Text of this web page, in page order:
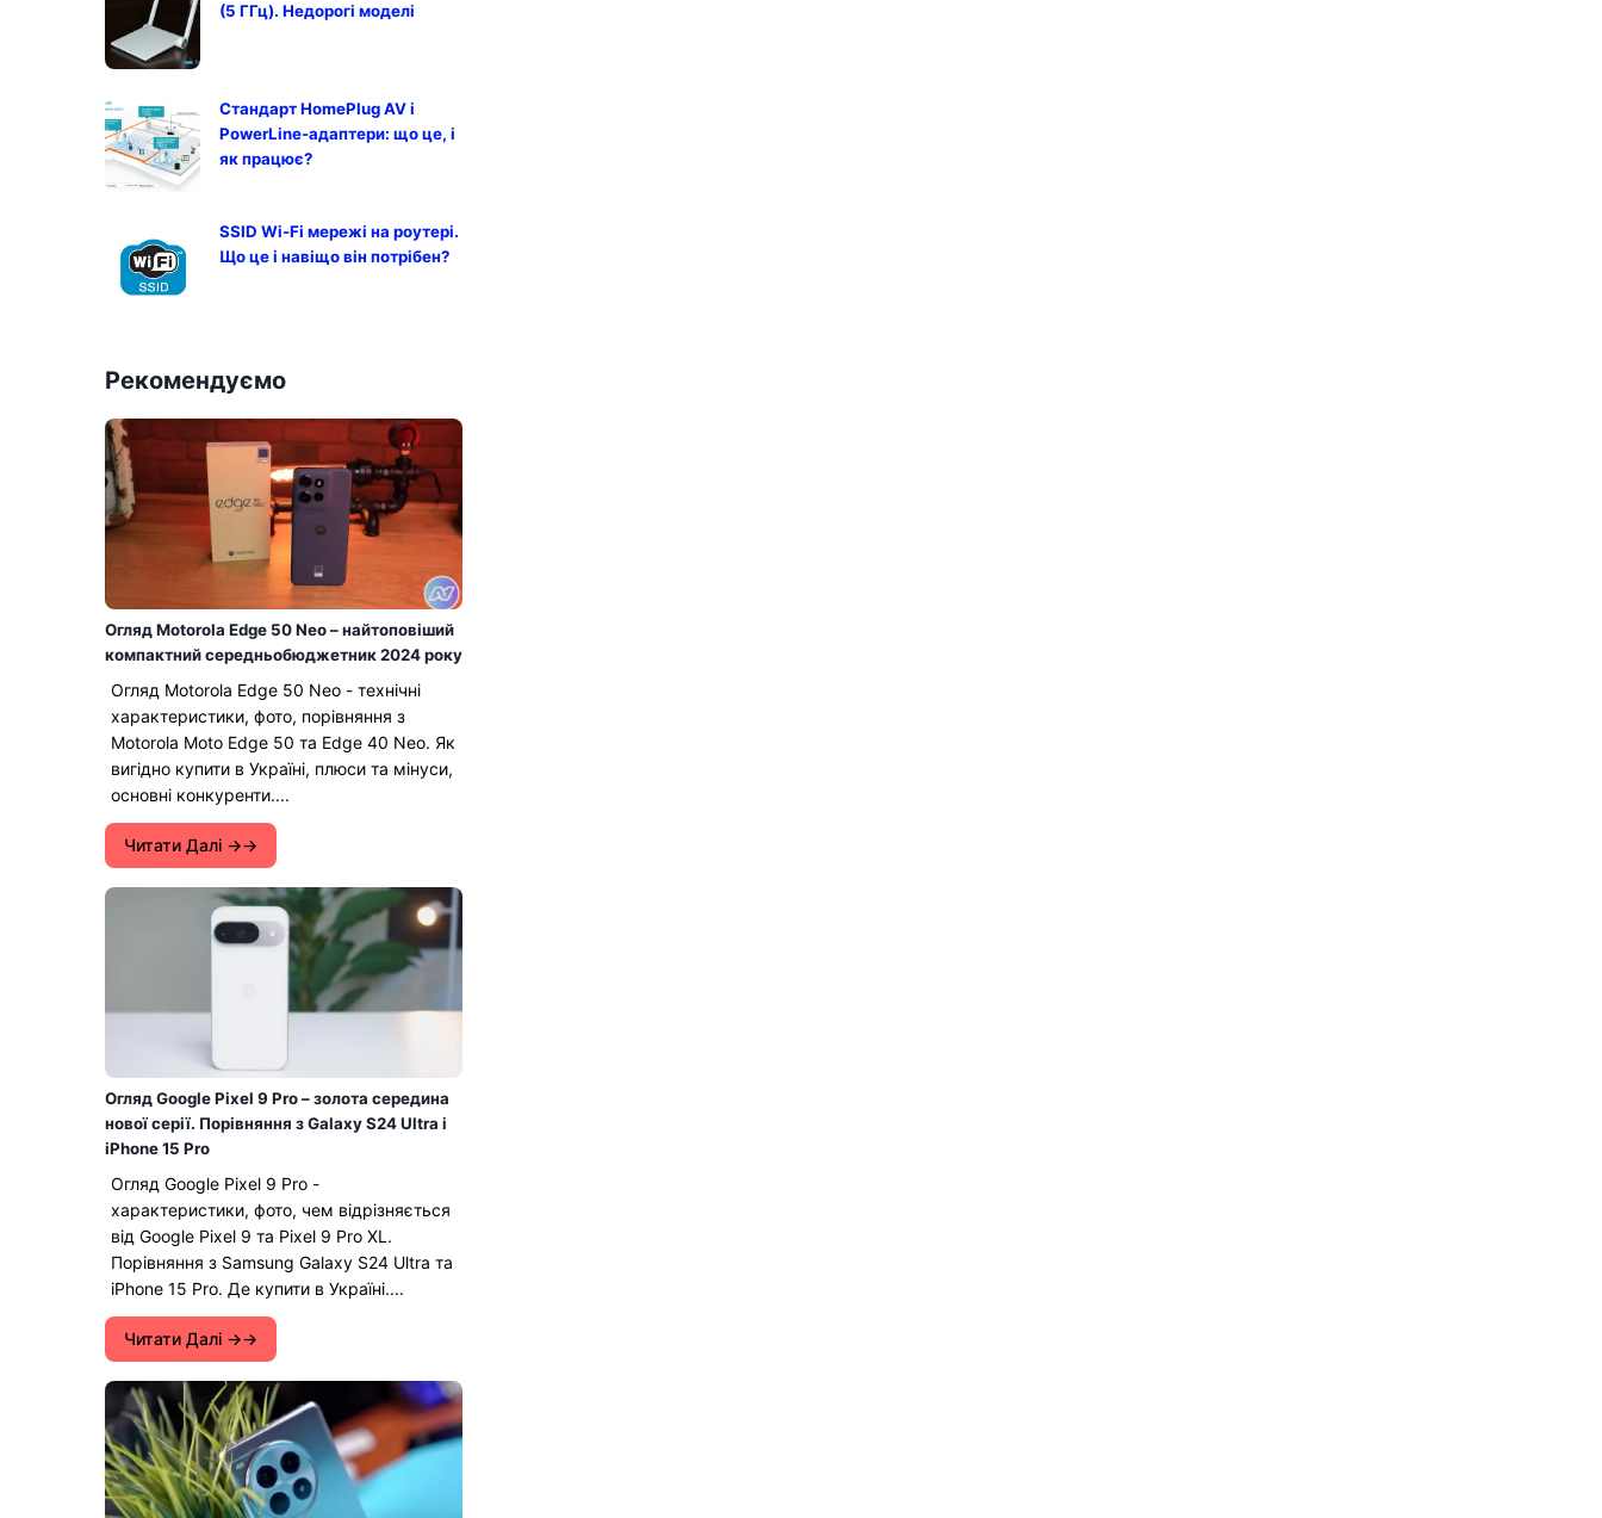
(5 ГГц). Недорогі моделі
Стандарт HomePlug AV і
PowerLine-адаптери: що це, і
як працює?
SSID Wi-Fi мережі на роутері.
Що це і навіщо він потрібен?
Рекомендуємо
Огляд Motorola Edge 50 Neo – найтоповіший
компактний середньобюджетник 2024 року
Огляд Motorola Edge 50 Neo - технічні
характеристики, фото, порівняння з
Motorola Moto Edge 50 та Edge 40 Neo. Як
вигідно купити в Україні, плюси та мінуси,
основні конкуренти....
Читати Далі →
Огляд Google Pixel 9 Pro – золота середина
нової серії. Порівняння з Galaxy S24 Ultra і
iPhone 15 Pro
Огляд Google Pixel 9 Pro -
характеристики, фото, чем відрізняється
від Google Pixel 9 та Pixel 9 Pro XL.
Порівняння з Samsung Galaxy S24 Ultra та
iPhone 15 Pro. Де купити в Україні....
Читати Далі →